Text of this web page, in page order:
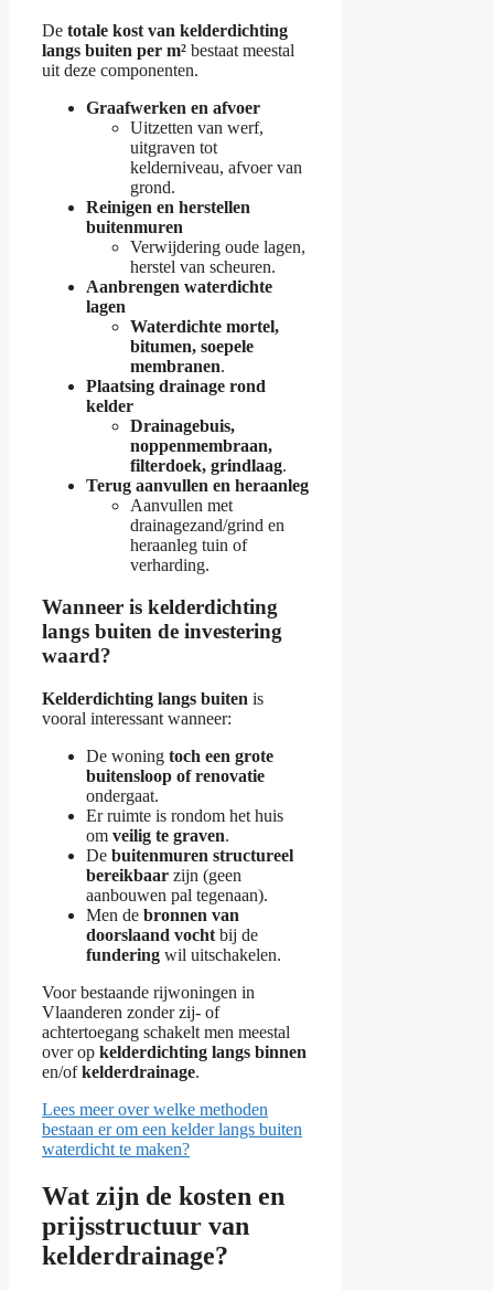
De totale kost van kelderdichting
langs buiten per m² bestaat meestal
uit deze componenten.
Graafwerken en afvoer
Uitzetten van werf,
uitgraven tot
kelderniveau, afvoer van
grond.
Reinigen en herstellen
buitenmuren
Verwijdering oude lagen,
herstel van scheuren.
Aanbrengen waterdichte
lagen
Waterdichte mortel,
bitumen, soepele
membranen.
Plaatsing drainage rond
kelder
Drainagebuis,
noppenmembraan,
filterdoek, grindlaag.
Terug aanvullen en heraanleg
Aanvullen met
drainagezand/grind en
heraanleg tuin of
verharding.
Wanneer is kelderdichting
langs buiten de investering
waard?
Kelderdichting langs buiten is
vooral interessant wanneer:
De woning toch een grote
buitensloop of renovatie
ondergaat.
Er ruimte is rondom het huis
om veilig te graven.
De buitenmuren structureel
bereikbaar zijn (geen
aanbouwen pal tegenaan).
Men de bronnen van
doorslaand vocht bij de
fundering wil uitschakelen.
Voor bestaande rijwoningen in
Vlaanderen zonder zij- of
achtertoegang schakelt men meestal
over op kelderdichting langs binnen
en/ofkelderdrainage.
Lees meer over welke methoden
bestaan er om een kelder langs buiten
waterdicht te maken?
Wat zijn de kosten en
prijsstructuur van
kelderdrainage?